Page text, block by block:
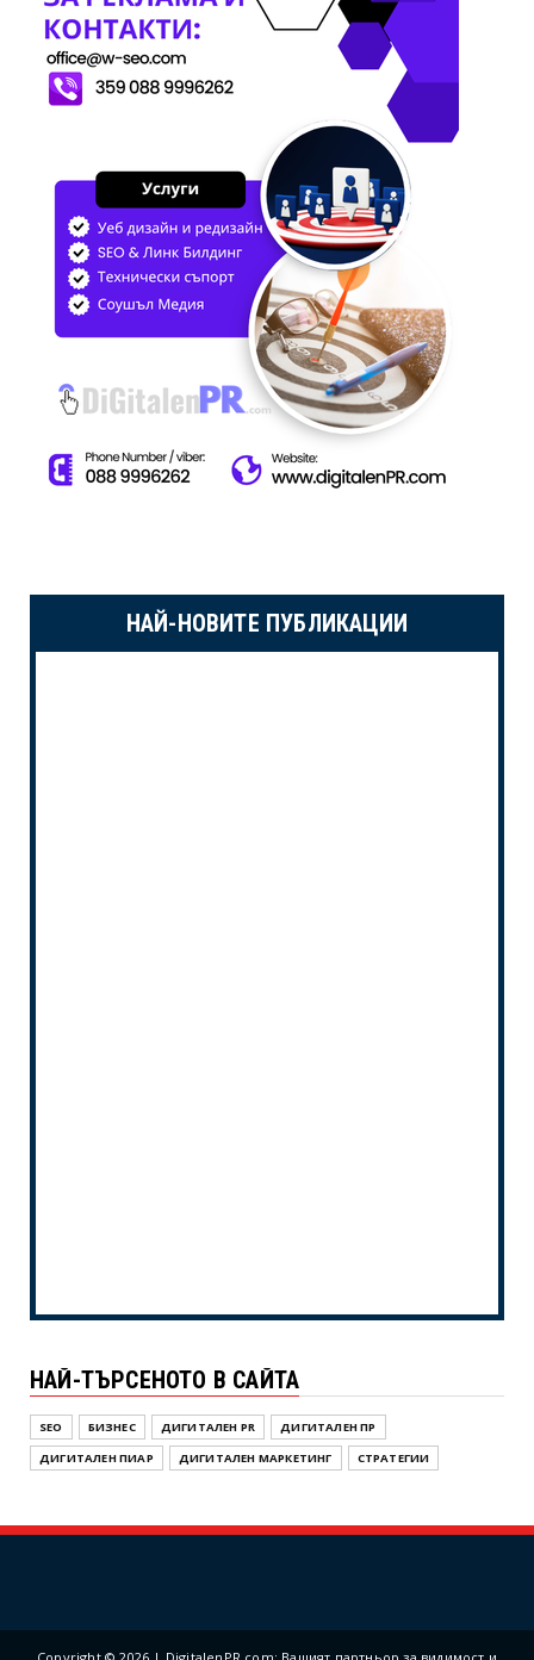
НАЙ-НОВИТЕ ПУБЛИКАЦИИ
НАЙ-ТЪРСЕНОТО В САЙТА
SEO БИЗНЕС ДИГИТАЛЕН PR
ДИГИТАЛЕН ПР
ДИГИТАЛЕН ПИАР
ДИГИТАЛЕН МАРКЕТИНГ СТРАТЕГИИ